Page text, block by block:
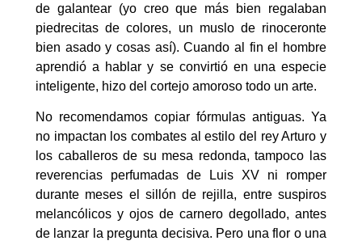
de galantear (yo creo que más bien regalaban
piedrecitas de colores, un muslo de rinoceronte
bien asado y cosas así). Cuando al fin el hombre
aprendió a hablar y se convirtió en una especie
inteligente, hizo del cortejo amoroso todo un arte.
No recomendamos copiar fórmulas antiguas. Ya
no impactan los combates al estilo del rey Arturo y
los caballeros de su mesa redonda, tampoco las
reverencias perfumadas de Luis XV ni romper
durante meses el sillón de rejilla, entre suspiros
melancólicos y ojos de carnero degollado, antes
de lanzar la pregunta decisiva. Pero una flor o una